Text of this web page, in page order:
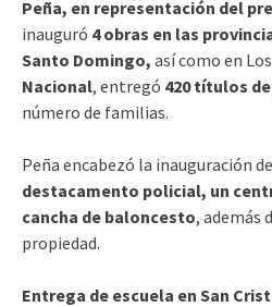
Peña, en representación del
inauguró 4 obras en las
Santo Domingo, así como en
Nacional, entregó 420 títulos
número de familias.
Peña encabezó la inauguración de
destacamento policial, un
cancha de baloncesto, además
propiedad.
Entrega de escuela en San